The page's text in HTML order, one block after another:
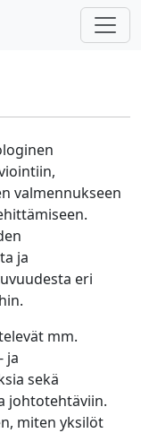
valmennukseen
ja
eri
mm.
ja
sekä
johtotehtäviin.
miten yksilöt